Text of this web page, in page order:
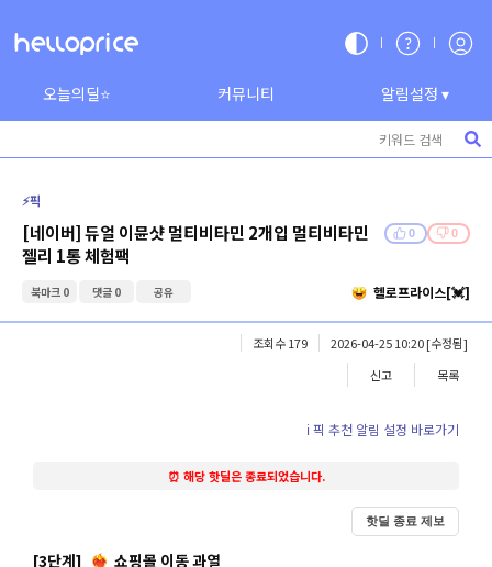
오늘의딜⭐ 커뮤니티 알림설정 ▾
⚡️픽
[네이버] 듀얼 이뮨샷 멀티비타민 2개입 멀티비타민
젤리 1통 체험팩
0 0
북마크 0 댓글 0 공유 헬로프라이스[💓]
조회수 179 2026-04-25 10:20[수정됨]
신고
목록
ℹ️ 픽 추천 알림 설정 바로가기
⏰ 해당 핫딜은 종료되었습니다.
핫딜 종료 제보
[3단계] ❤️‍🔥 쇼핑몰 이동 과열